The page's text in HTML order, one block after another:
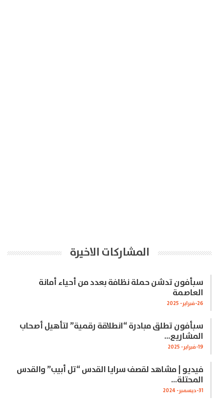
المشاركات الاخيرة
سبأفون تدشن حملة نظافة بعدد من أحياء أمانة
العاصمة
26-فبراير- 2025
سبأفون تطلق مبادرة “انطلاقة رقمية” لتأهيل أصحاب
المشاريع…
19-فبراير- 2025
فيديو | مشاهد لقصف سرايا القدس “تل أبيب” والقدس
المحتلة…
31-ديسمبر- 2024